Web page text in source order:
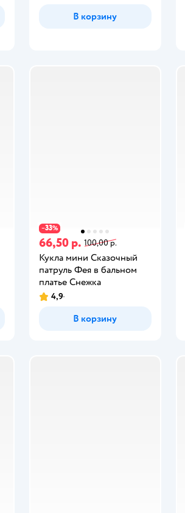
В корзину
−33%
66,50 р. 100,00 р.
Кукла мини Сказочный
патруль Фея в бальном
платье Снежка
4,9
В корзину